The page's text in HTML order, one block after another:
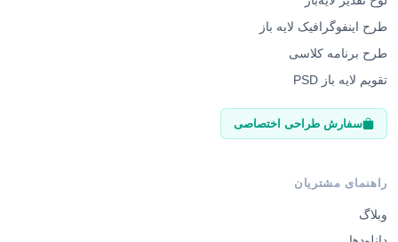
طرح اینفوگرافیک لایه باز
طرح برنامه کلاسی
تقویم لایه باز PSD
سفارش طراحی اختصاصی
دانلودها